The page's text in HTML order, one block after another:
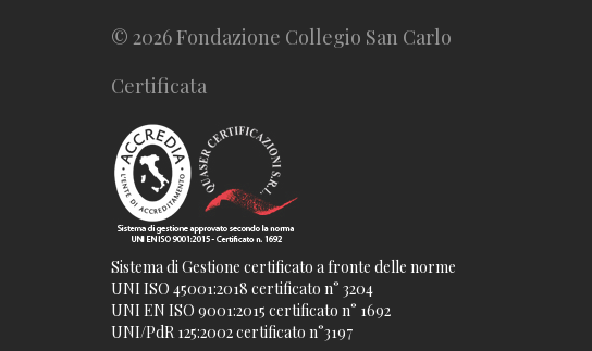
© 2026 Fondazione Collegio San Carlo
Certificata
Sistema di Gestione certificato a fronte delle norme
UNI ISO 45001:2018 certificato n° 3204
UNI EN ISO 9001:2015 certificato n° 1692
UNI/PdR 125:2002 certificato n°3197